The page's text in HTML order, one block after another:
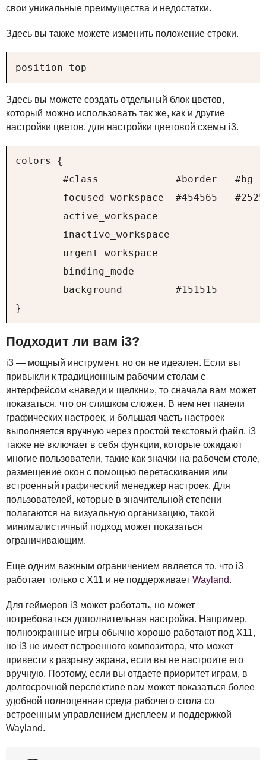
свои уникальные преимущества и недостатки.
Здесь вы также можете изменить положение строки.
position top
Здесь вы можете создать отдельный блок цветов,
который можно использовать так же, как и другие
настройки цветов, для настройки цветовой схемы i3.
colors {
#class             #border   #bg
focused_workspace  #454565
        active_workspace
        inactive_workspace
        urgent_workspace
        binding_mode
        background         #151515
}
Подходит ли вам i3?
i3 — мощный инструмент, но он не идеален. Если вы
привыкли к традиционным рабочим столам с
интерфейсом «наведи и щелкни», то сначала вам может
показаться, что он слишком сложен. В нем нет панели
графических настроек, и большая часть настроек
выполняется вручную через простой текстовый файл. i3
также не включает в себя функции, которые ожидают
многие пользователи, такие как значки на рабочем столе,
размещение окон с помощью перетаскивания или
встроенный графический менеджер настроек. Для
пользователей, которые в значительной степени
полагаются на визуальную организацию, такой
минималистичный подход может показаться
ограничивающим.
Еще одним важным ограничением является то, что i3
работает только с X11 и не поддерживает Wayland.
Для геймеров i3 может работать, но может
потребоваться дополнительная настройка. Например,
полноэкранные игры обычно хорошо работают под X11,
но i3 не имеет встроенного композитора, что может
привести к разрыву экрана, если вы не настроите его
вручную. Поэтому, если вы отдаете приоритет играм, в
долгосрочной перспективе вам может показаться более
удобной полноценная среда рабочего стола со
встроенным управлением дисплеем и поддержкой
Wayland.